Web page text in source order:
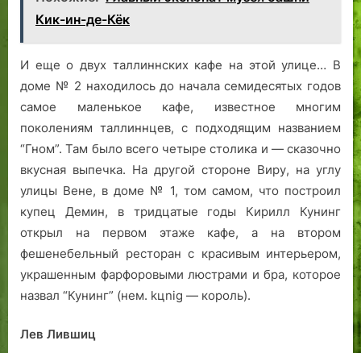
Кик-ин-де-Кёк
И еще о двух таллиннских кафе на этой улице… В
доме № 2 находилось до начала семидесятых годов
самое маленькое кафе, известное многим
поколениям таллиннцев, с подходящим названием
“Гном”. Там было всего четыре столика и — сказочно
вкусная выпечка. На другой стороне Виру, на углу
улицы Вене, в доме № 1, том самом, что построил
купец Демин, в тридцатые годы Кирилл Кунинг
открыл на первом этаже кафе, а на втором
фешенебельный ресторан с красивым интерьером,
украшенным фарфоровыми люстрами и бра, которое
назвал “Кунинг” (нем. kцnig — король).
Лев Лившиц